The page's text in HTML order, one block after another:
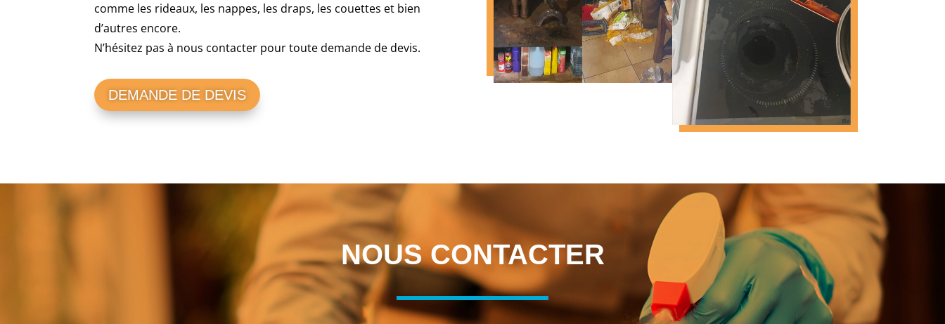
comme les rideaux, les nappes, les draps, les couettes et bien
d’autres encore.
N’hésitez pas à nous contacter pour toute demande de devis.
DEMANDE DE DEVIS
NOUS CONTACTER